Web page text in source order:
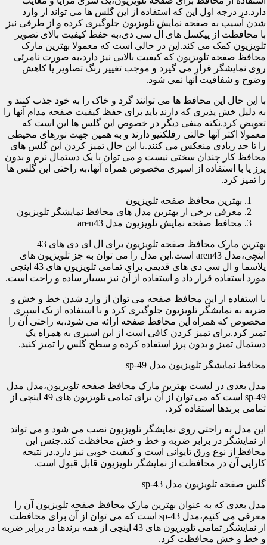
دارد.در درجه اول این که استفاده از این گلس ها می تواند از وارد
شدن آسیب به صفحه نمایش تلویزیون جلوگیری کرده و از طرفی نیز
با محافظت از پیکسل های ال سی دی،به حفظ کیفیت بالای تصویر
تلویزیون کمک می کند.این در حالی است که معمولا بهترین مارک
محافظ صفحه تلویزیون که کیفیت بالایی نیز دارد،به صورت نامرئی
روی نمایشگر قرار می گیرد و موجب تغییر رنگ تصاویر یا کاهش
وضوح و شفافیت آنها نمی شود.
با این حال این محافظ ها می توانند گرد و خاک را به خود جذب کنند و
به دلیل خش پذیری که دارند باید برای حفظ کیفیت صفحه مدام آنها را
تعویض کرد.نکته منفی دیگر در خصوص این گلس ها این است که
معمولا اکثر آنها حالتی رفلکتیو دارند و به همین جهت نورهای محیطی
را تا حد زیادی منعکس می کنند.با این حال تمیز کردن این گلس های
محافظ کار چندان سختی نیست و می توان با یک دستمال نرم و بدون
پرز یا با استفاده از اسپری مخصوص همراه آنها،به راحتی این گلس ها
را تمیز کرد.
بهترین محافظ صفحه تلویزیون
معرفی برخی از بهترین مدل های محافظ نمایشگر تلویزیون
محافظ صفحه نمایش تلویزیون مدل aren43
بهترین مارک محافظ صفحه تلویزیون برای ال ای دی های 43
اینچی،مدل aren43 است.این مدل را می توان به جز تلویزیون های
پلاسما و ال سی دی های قدیمی برای تمامی تلویزیون های 43 اینچی
مورد استفاده قرار داد و استفاده از آن نیز بسیار ساده و راحت است.
با استفاده از این محافظ صفحه می توان از وارد شدن خط و خش و
ضربه به نمایشگر تلویزیون جلوگیری کرد و با استفاده از یک اسپری
مخصوص که همراه این محافظ صفحه ارائه می شود،به راحتی آن را
تمیز کرد.برای تمیز کردن کافی است از این اسپری به همراه یک
دستمال تمیز و بدون پرز استفاده کرده و سطح گلس را تمیز کنید.
محافظ نمایشگر تلویزیون مدل sp-49
مدل بعدی در لیست بهترین مارک محافظ صفحه تلویزیون،مدل مدل
sp-49 است که می توان از آن برای تمامی تلویزیون های 49 اینچی از
تمامی برندها استفاده کرد.
این مدل به راحتی روی نمایشگر تلویزیون نصب می شود و می تواند
از نمایشگر در برابر ضربه و خط و خش محافظت کند.جنس این
محافظ از نوع ورق تایوانی است و کیفیت خوبی نیز دارد.در نتیجه
کارایی آن در محافظت از نمایشگر تلویزیون قابل قبول است.
گلس صفحه تلویزیون مدل sp-43
مدل بعدی که به عنوان بهترین مارک محافظ صفحه تلویزیون آن را
معرفی می کنیم،مدل sp-43 است که می توان از آن برای محافظت
از نمایشگر تمامی تلویزیون های 43 اینچی از همه برندها در برابر ضربه
و خط و خش محافظت کرد.